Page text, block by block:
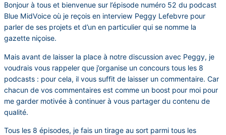
Bonjour à tous et bienvenue sur l’épisode numéro 52 du podcast
Blue MidVoice où je reçois en interview Peggy Lefebvre pour
parler de ses projets et d’un en particulier qui se nomme la
gazette niçoise.
Mais avant de laisser la place à notre discussion avec Peggy, je
voudrais vous rappeler que j’organise un concours tous les 8
podcasts : pour cela, il vous suffit de laisser un commentaire. Car
chacun de vos commentaires est comme un boost pour moi pour
me garder motivée à continuer à vous partager du contenu de
qualité.
Tous les 8 épisodes, je fais un tirage au sort parmi tous les